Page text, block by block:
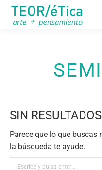
SIN RESULTADOS
Parece que lo que buscas
la búsqueda te ayude.
Buscar: